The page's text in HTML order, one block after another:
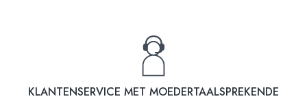
KLANTENSERVICE MET MOEDERTAALSPREKENDE